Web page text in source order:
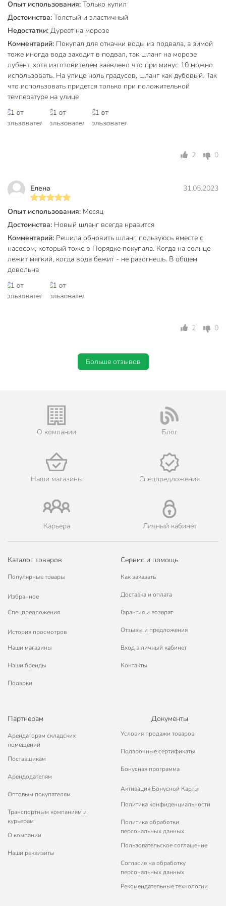
Какое максимальное давление выдерживает шланг
Клевер Профи?
Данная модель рассчитана на эксплуатацию при давлении
до 15 атмосфер. Это высокий показатель для бытового
класса, позволяющий использовать шланг в системах с
подключением к магистральному водопроводу или
мощным погружным насосам.
Техническая информация
Максимальная температура
эксплуатации, °C
Внутренний диаметр, мм
20 мм
Толщина стенки шланга, мм
2.6 мм
Бренд
Страна производства
армированные
голубой
Особенности
цельный
Гарантия производителя, мес
12
Модель
Профи
Вес в упаковке
4.5 кг
36 x 36 x 17 см
Опыт использования: Только купил
Достоинства: Толстый и эластичный
Недостатки: Дуреет на морозе
Комментарий: Покупал для откачки воды из подвала, а зимой
тоже иногда вода заходит в подвал, так шланг на морозе
лубент, хотя изготовителем заявлено что при минус 10 можно
использовать. На улице ноль градусов, шланг как дубовый. Так
что использовать придется только при положительной
температуре на улице
2 0
Елена 31.05.2023
Опыт использования: Месяц
Достоинства: Новый шланг всегда нравится
Комментарий: Решила обновить шланг, пользуюсь вместе с
насосом, который тоже в Порядке покупала. Когда на солнце
лежит мягкий, когда вода бежит - не разогнешь. В общем
довольна
2 0
Больше отзывов
О компании Блог
Наши магазины Спецпредложения
Карьера Личный кабинет
Каталог товаров
Популярные товары
Избранное
Спецпредложения
История просмотров
Наши магазины
Наши бренды
Подарки
Сервис и помощь
Как заказать
Доставка и оплата
Гарантия и возврат
Отзывы и предложения
Вход в личный кабинет
Контакты
Партнерам
Арендаторам складских
помещений
Поставщикам
Арендодателям
Оптовым покупателям
Транспортным компаниям и
курьерам
О компании
Наши реквизиты
Документы
Условия продажи товаров
Подарочные сертификаты
Бонусная программа
Активация Бонусной Карты
Политика конфиденциальности
Политика обработки
персональных данных
Пользовательское соглашение
Согласие на обработку
персональных данных
Рекомендательные технологии